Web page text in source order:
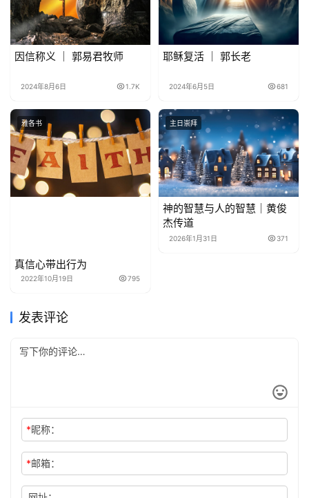
因信称义 ｜ 郭易君牧师
2024年8月6日 1.7K
耶稣复活 ｜ 郭长老
2024年6月5日 681
雅各书
真信心带出行为
2022年10月19日 795
主日崇拜
神的智慧与人的智慧｜黄俊
杰传道
2026年1月31日 371
发表评论
*昵称：
*邮箱：